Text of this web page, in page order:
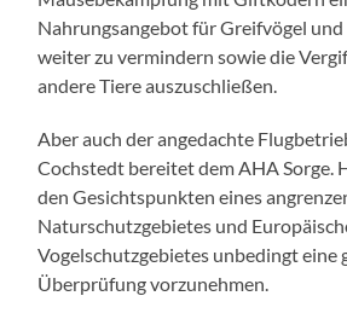
Nahrungsangebot für Greifvögel
weiter zu vermindern sowie die
andere Tiere auszuschließen.
Aber auch der angedachte
Cochstedt bereitet dem AHA Sorge.
den Gesichtspunkten eines
Naturschutzgebietes und
Vogelschutzgebietes unbedingt eine
Überprüfung vorzunehmen.